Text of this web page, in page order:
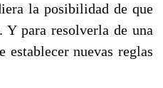
la posibilidad de que
para resolverla de una
establecer nuevas reglas